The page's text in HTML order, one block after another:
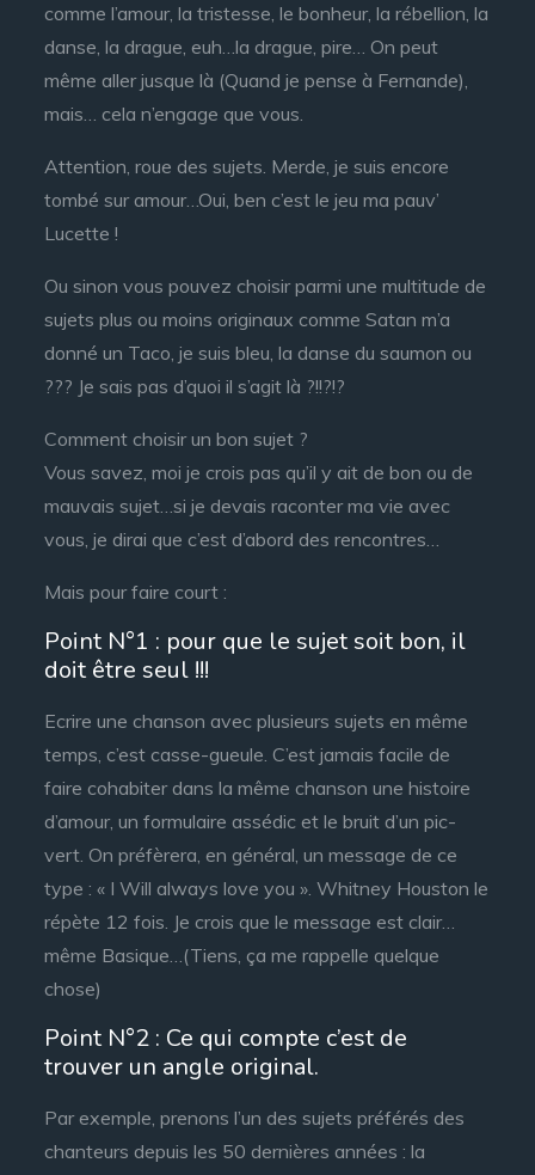
comme l’amour, la tristesse, le bonheur, la rébellion, la
danse, la drague, euh…la drague, pire… On peut
même aller jusque là (Quand je pense à Fernande),
mais… cela n’engage que vous.
Attention, roue des sujets. Merde, je suis encore
tombé sur amour…Oui, ben c’est le jeu ma pauv’
Lucette !
Ou sinon vous pouvez choisir parmi une multitude de
sujets plus ou moins originaux comme Satan m’a
donné un Taco, je suis bleu, la danse du saumon ou
??? Je sais pas d’quoi il s’agit là ?!!?!?
Comment choisir un bon sujet ?
Vous savez, moi je crois pas qu’il y ait de bon ou de
mauvais sujet…si je devais raconter ma vie avec
vous, je dirai que c’est d’abord des rencontres…
Mais pour faire court :
Point N°1 : pour que le sujet soit bon, il
doit être seul !!!
Ecrire une chanson avec plusieurs sujets en même
temps, c’est casse-gueule. C’est jamais facile de
faire cohabiter dans la même chanson une histoire
d’amour, un formulaire assédic et le bruit d’un pic-
vert. On préfèrera, en général, un message de ce
type : « I Will always love you ». Whitney Houston le
répète 12 fois. Je crois que le message est clair…
même Basique…(Tiens, ça me rappelle quelque
chose)
Point N°2 : Ce qui compte c’est de
trouver un angle original.
Par exemple, prenons l’un des sujets préférés des
chanteurs depuis les 50 dernières années : la